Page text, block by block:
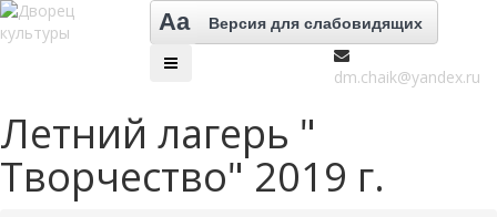
Aa Версия для слабовидящих
dm.chaik@yandex.ru
Летний лагерь "
Творчество" 2019 г.